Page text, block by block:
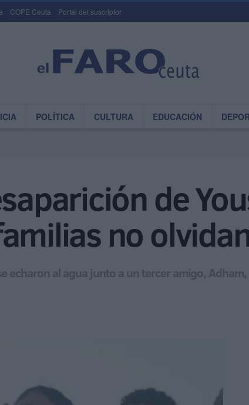
COPE Ceuta Portal del suscriptor
POLÍTICA CULTURA EDUCACIÓN
de
no
echaron al agua junto a un tercer amigo,